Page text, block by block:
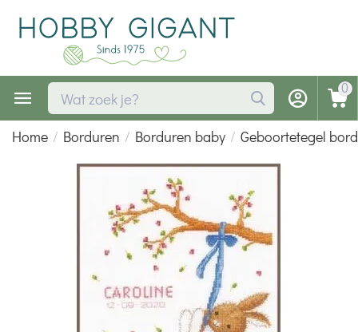
0
Home / Borduren / Borduren baby / Geboortetegel